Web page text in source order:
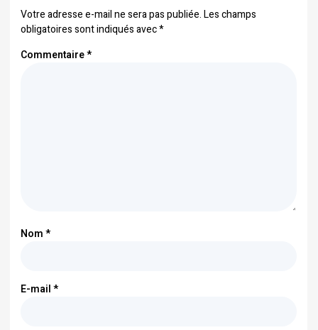
Votre adresse e-mail ne sera pas publiée.Les champs
obligatoires sont indiqués avec*
Commentaire*
Nom*
E-mail*